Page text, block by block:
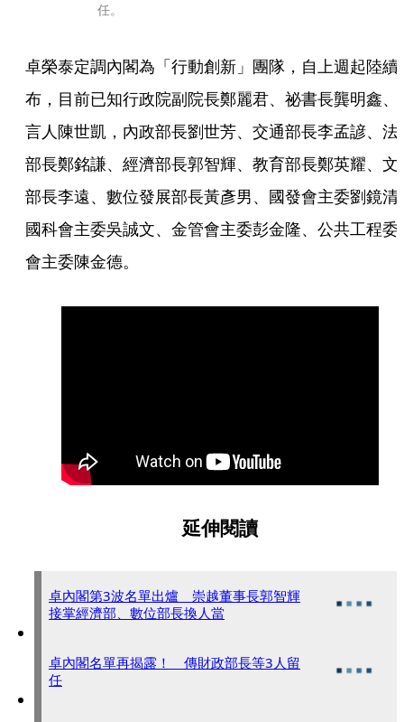
任。
卓榮泰定調內閣為「行動創新」團隊，自上週起陸續
布，目前已知行政院副院長鄭麗君、祕書長龔明鑫、
言人陳世凱，內政部長劉世芳、交通部長李孟諺、法
部長鄭銘謙、經濟部長郭智輝、教育部長鄭英耀、文
部長李遠、數位發展部長黃彥男、國發會主委劉鏡清
國科會主委吳誠文、金管會主委彭金隆、公共工程委
會主委陳金德。
延伸閱讀
卓內閣第3波名單出爐 崇越董事長郭智輝
接掌經濟部、數位部長換人當
卓內閣名單再揭露！ 傳財政部長等3人留
任